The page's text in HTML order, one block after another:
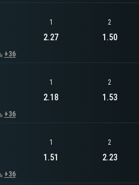
+36
1
2.27
2
1.50
+36
1
2.18
2
1.53
+36
1
1.51
2
2.23